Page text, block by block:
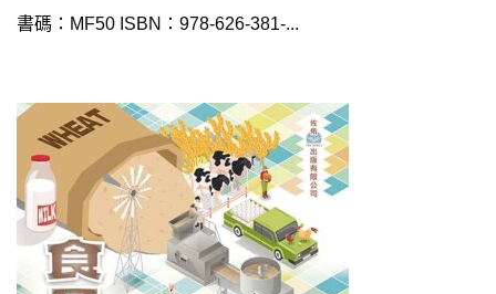
書碼：MF50 ISBN：978-626-381-...